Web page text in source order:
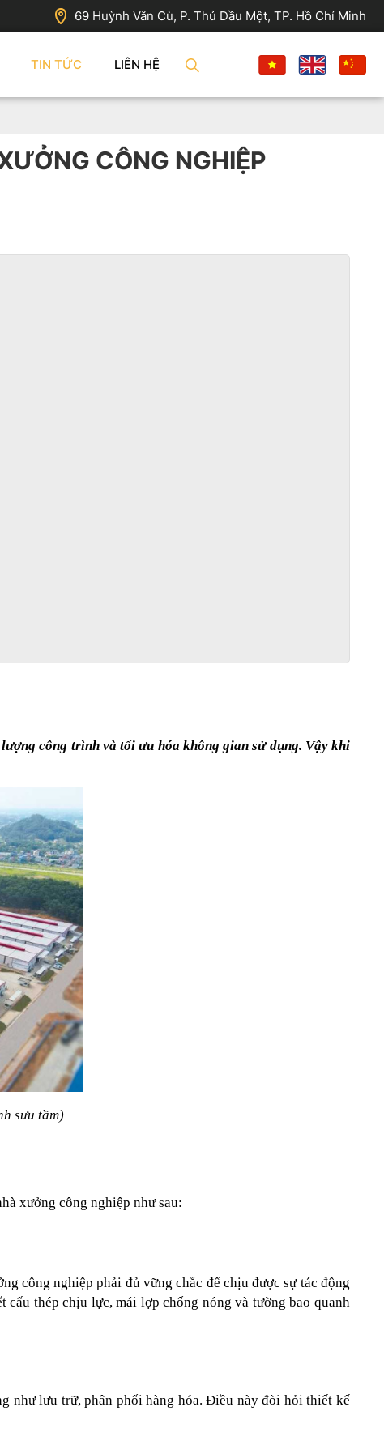
69 Huỳnh Văn Cù, P. Thủ Dầu Một, TP. Hồ Chí Minh
TIN TỨC LIÊN HỆ
CÔNG NGHIỆP
công trình và tối ưu hóa không gian sử dụng. Vậy khi
sưu tầm)
xưởng công nghiệp như sau:
công nghiệp phải đủ vững chắc để chịu được sự tác động
thép chịu lực, mái lợp chống nóng và tường bao quanh
như lưu trữ, phân phối hàng hóa. Điều này đòi hỏi thiết kế